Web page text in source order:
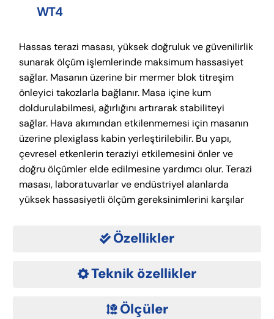
WT4
Hassas terazi masası, yüksek doğruluk ve güvenilirlik
sunarak ölçüm işlemlerinde maksimum hassasiyet
sağlar. Masanın üzerine bir mermer blok titreşim
önleyici takozlarla bağlanır. Masa içine kum
doldurulabilmesi, ağırlığını artırarak stabiliteyi
sağlar. Hava akımından etkilenmemesi için masanın
üzerine plexiglass kabin yerleştirilebilir. Bu yapı,
çevresel etkenlerin teraziyi etkilemesini önler ve
doğru ölçümler elde edilmesine yardımcı olur. Terazi
masası, laboratuvarlar ve endüstriyel alanlarda
yüksek hassasiyetli ölçüm gereksinimlerini karşılar
Özellikler
Teknik özellikler
Ölçüler